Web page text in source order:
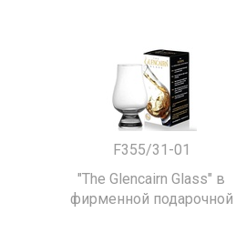
F355/31-01
"The Glencairn Glass" в
фирменной подарочной